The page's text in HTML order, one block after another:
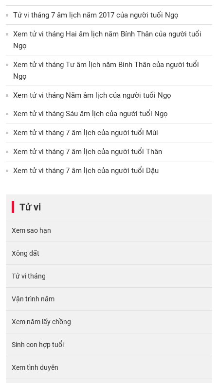
Tử vi tháng 7 âm lịch năm 2017 của người tuổi Ngọ
Xem tử vi tháng Hai âm lịch năm Bính Thân của người tuổi
Ngọ
Xem tử vi tháng Tư âm lịch năm Bính Thân của người tuổi
Ngọ
Xem tử vi tháng Năm âm lịch của người tuổi Ngọ
Xem tử vi tháng Sáu âm lịch của người tuổi Ngọ
Xem tử vi tháng 7 âm lịch của người tuổi Mùi
Xem tử vi tháng 7 âm lịch của người tuổi Thân
Xem tử vi tháng 7 âm lịch của người tuổi Dậu
Tử vi
Xem sao hạn
Xông đất
Tử vi tháng
Vận trình năm
Xem năm lấy chồng
Sinh con hợp tuổi
Xem tình duyên